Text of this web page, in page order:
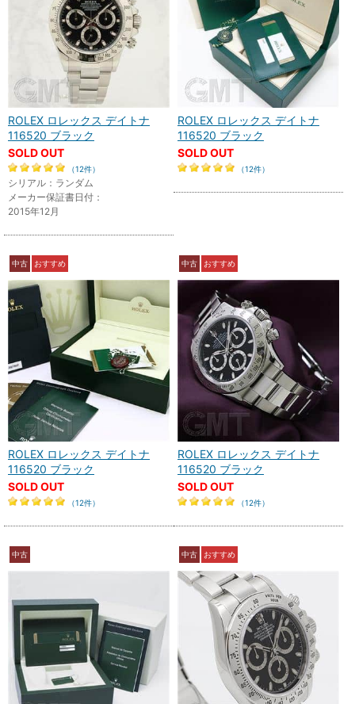
ROLEX ロレックス デイトナ
116520 ブラック
SOLD OUT
（12件）
シリアル：ランダム
メーカー保証書日付：
2015年12月
ROLEX ロレックス デイトナ
116520 ブラック
SOLD OUT
（12件）
中古 おすすめ
ROLEX ロレックス デイトナ
116520 ブラック
SOLD OUT
（12件）
中古 おすすめ
ROLEX ロレックス デイトナ
116520 ブラック
SOLD OUT
（12件）
中古 中古 おすすめ